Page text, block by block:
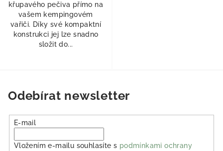
křupavého pečiva přímo na
vašem kempingovém
vařiči. Díky své kompaktní
konstrukci jej lze snadno
složit do...
Odebírat newsletter
E-mail
Vložením e-mailu souhlasíte s podmínkami ochrany